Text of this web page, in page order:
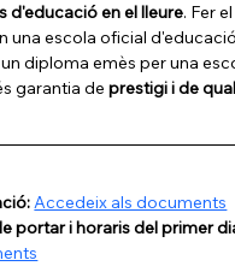
d'educació en el lleure. Fer
una escola oficial
diploma emès per una
garantia de prestigi i de
Accedeix als documents
portar i horaris del primer